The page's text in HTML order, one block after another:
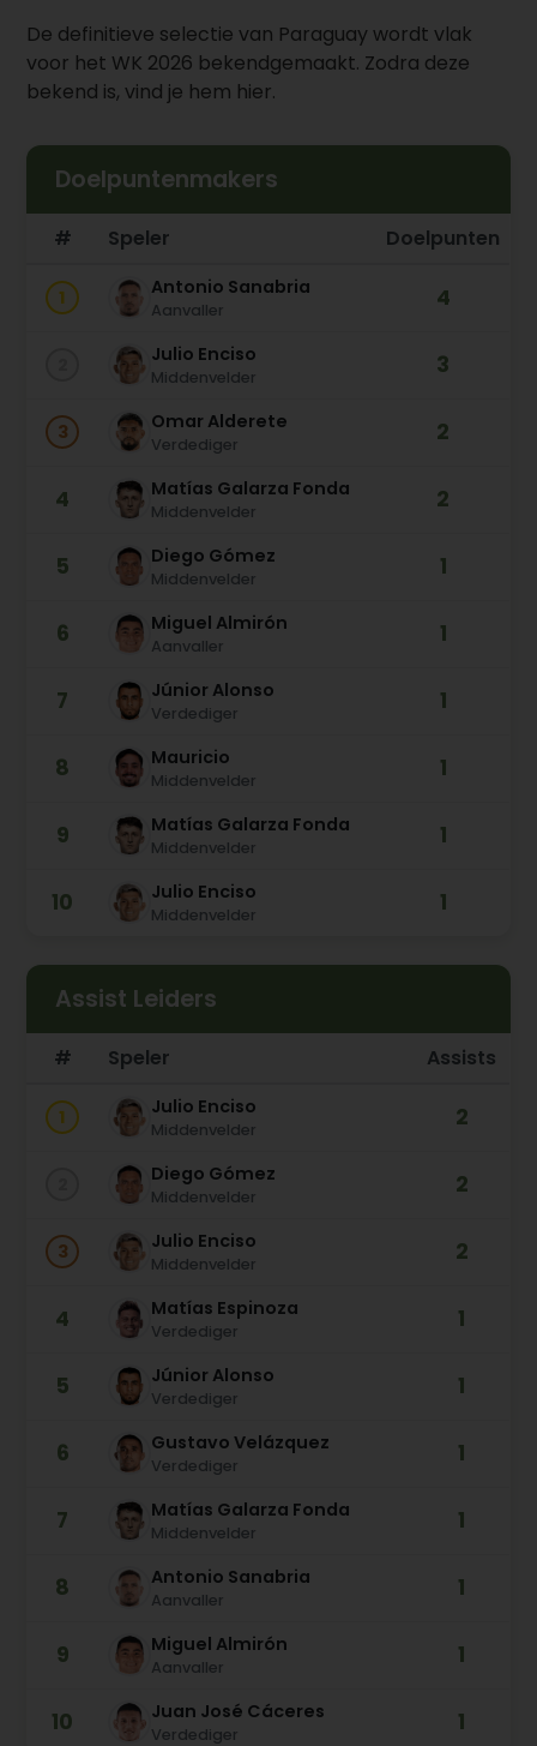
De definitieve selectie van Paraguay wordt vlak
voor het WK 2026 bekendgemaakt. Zodra deze
bekend is, vind je hem hier.
Doelpuntenmakers
# Speler Doelpunten
1 Antonio Sanabria
Aanvaller 4
Julio Enciso
Middenvelder 3
3 Omar Alderete
Verdediger 2
4 Matías Galarza Fonda
Middenvelder 2
5 Diego Gómez
Middenvelder 1
6 Miguel Almirón
Aanvaller 1
7 Júnior Alonso
Verdediger 1
8 Mauricio
Middenvelder 1
9 Matías Galarza Fonda
Middenvelder 1
10 Julio Enciso
Middenvelder 1
Assist Leiders
# Speler Assists
1 Julio Enciso
Middenvelder 2
Diego Gómez
Middenvelder 2
3 Julio Enciso
Middenvelder 2
4 Matías Espinoza
Verdediger 1
5 Júnior Alonso
Verdediger 1
6 Gustavo Velázquez
Verdediger 1
7 Matías Galarza Fonda
Middenvelder 1
8 Antonio Sanabria
Aanvaller 1
9 Miguel Almirón
Aanvaller 1
10 Juan José Cáceres
Verdediger 1